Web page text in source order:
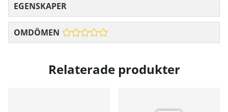
EGENSKAPER
OMDÖMEN
Relaterade produkter